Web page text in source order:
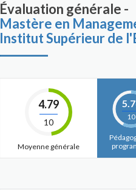
Évaluation générale -
Mastère en
Institut Supérieur de
4.79
10
Moyenne générale
10